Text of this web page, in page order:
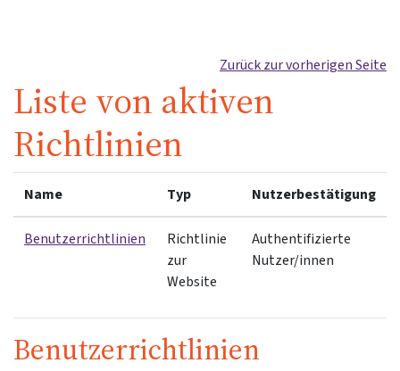
Zurück zur vorherigen Seite
Liste von aktiven
Richtlinien
Name Typ Nutzerbestätigung
Benutzerrichtlinien
Richtlinie
zur
Website
Authentifizierte
Nutzer/innen
Benutzerrichtlinien